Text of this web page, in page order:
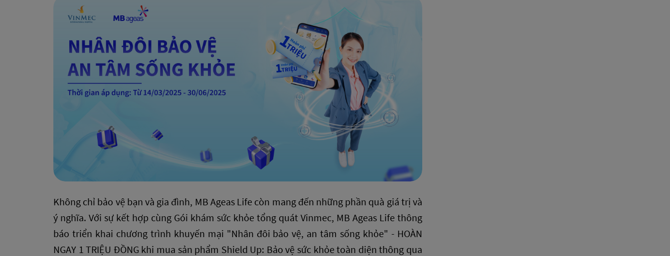
Không chỉ bảo vệ bạn và gia đình, MB Ageas Life còn mang đến những phần quà giá trị và
ý nghĩa. Với sự kết hợp cùng Gói khám sức khỏe tổng quát Vinmec, MB Ageas Life thông
báo triển khai chương trình khuyến mại "Nhân đôi bảo vệ, an tâm sống khỏe" - HOÀN
NGAY 1 TRIỆU ĐỒNG khi mua sản phẩm Shield Up: Bảo vệ sức khỏe toàn diện thông qua